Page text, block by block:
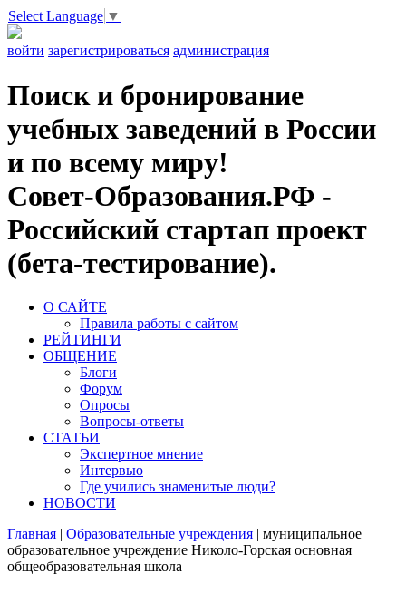
Select Language ▼
войти зарегистрироваться администрация
Поиск и бронирование
учебных заведений в России
и по всему миру!
Совет-Образования.РФ -
Российский стартап проект
(бета-тестирование).
О САЙТЕ
Правила работы с сайтом
РЕЙТИНГИ
ОБЩЕНИЕ
Блоги
Форум
Опросы
Вопросы-ответы
СТАТЬИ
Экспертное мнение
Интервью
Где учились знаменитые люди?
НОВОСТИ
Главная | Образовательные учреждения | муниципальное
образовательное учреждение Николо-Горская основная
общеобразовательная школа